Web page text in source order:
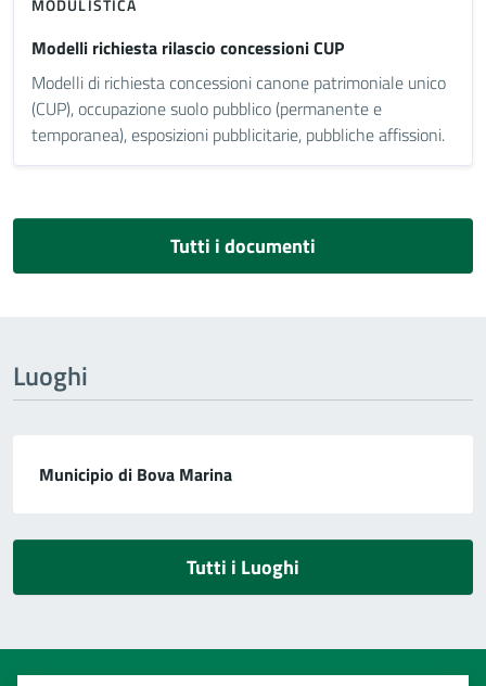
MODULISTICA
Modelli richiesta rilascio concessioni CUP
Modelli di richiesta concessioni canone patrimoniale unico
(CUP), occupazione suolo pubblico (permanente e
temporanea), esposizioni pubblicitarie, pubbliche affissioni.
Tutti i documenti
Luoghi
Municipio di Bova Marina
Tutti i Luoghi